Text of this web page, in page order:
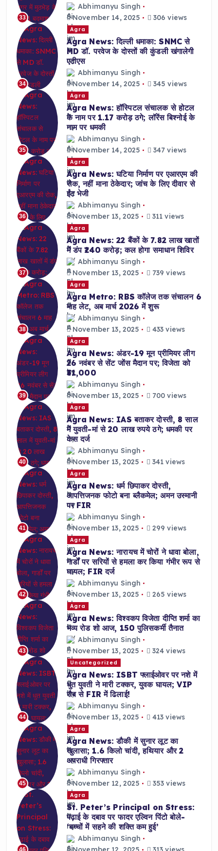
33
Abhimanyu Singh
November 14, 2025
306 views
34
Agra
Agra News: दिल्ली धमाका: SNMC से
MD डॉ. परवेज के दोस्तों की कुंडली खंगालेगी
एटीएस
Abhimanyu Singh
November 14, 2025
345 views
35
Agra
Agra News: हॉस्पिटल संचालक से होटल
के नाम पर 1.17 करोड़ ठगे; लॉरेंस बिश्नोई के
नाम पर धमकी
Abhimanyu Singh
November 14, 2025
347 views
36
Agra
Agra News: घटिया निर्माण पर एआरएम की
रोक, नहीं माना ठेकेदार; जांच के लिए दीवार से
ईंट भेजी
Abhimanyu Singh
November 13, 2025
311 views
37
Agra
Agra News: 22 बैंकों के 7.82 लाख खातों
में डंप ₹240 करोड़; कल होगा समाधान शिविर
Abhimanyu Singh
November 13, 2025
739 views
38
Agra
Agra Metro: RBS कॉलेज तक संचालन 6
माह लेट, अब मार्च 2026 में शुरू
Abhimanyu Singh
November 13, 2025
433 views
39
Agra
Agra News: अंडर-19 मून प्रीमियर लीग
26 नवंबर से सेंट जोंस मैदान पर; विजेता को
₹31,000
Abhimanyu Singh
November 13, 2025
700 views
40
Agra
Agra News: IAS बताकर दोस्ती, 8 साल
में युवती-मां से 20 लाख रुपये ठगे; धमकी पर
केस दर्ज
Abhimanyu Singh
November 13, 2025
341 views
41
Agra
Agra News: धर्म छिपाकर दोस्ती,
आपत्तिजनक फोटो बना ब्लैकमेल; अमन उस्मानी
पर FIR
Abhimanyu Singh
November 13, 2025
299 views
42
Agra
Agra News: नारायच में चोरों ने धावा बोला,
गार्डों पर सरियों से हमला कर किया गंभीर रूप से
घायल; FIR दर्ज
Abhimanyu Singh
November 13, 2025
265 views
43
Agra
Agra News: विश्वकप विजेता दीप्ति शर्मा का
भव्य रोड शो आज, 150 पुलिसकर्मी तैनात
Abhimanyu Singh
November 13, 2025
324 views
44
Uncategorized
Agra News: ISBT फ्लाईओवर पर नशे में
धुत युवती ने मारी टक्कर, युवक घायल; VIP
रौब से FIR में ढिलाई!
Abhimanyu Singh
November 13, 2025
413 views
45
Agra
Agra News: डौकी में सुनार लूट का
खुलासा; 1.6 किलो चांदी, हथियार और 2
अपराधी गिरफ्तार
Abhimanyu Singh
November 12, 2025
353 views
Agra
St. Peter’s Principal on Stress:
पढ़ाई के दबाव पर फादर एल्विन पिंटो बोले-
‘बच्चों में सहने की शक्ति कम हुई’
Abhimanyu Singh